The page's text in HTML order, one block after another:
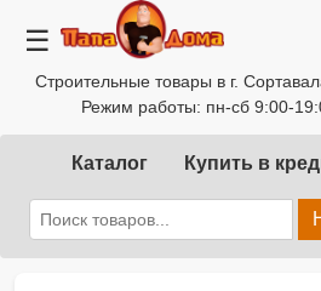
☰
Строительные товары в г.
Режим работы: пн-сб 9:00-
Каталог Купить в